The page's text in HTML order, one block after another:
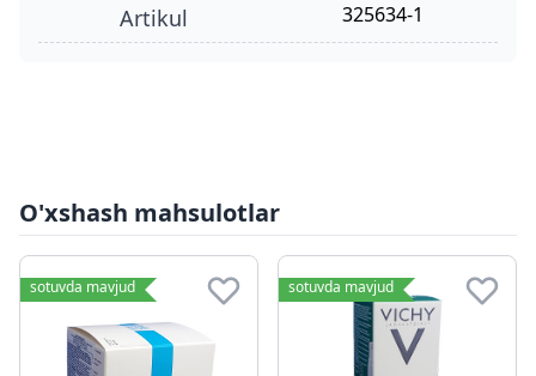
Artikul 325634-1
O'xshash mahsulotlar
sotuvda mavjud sotuvda mavjud